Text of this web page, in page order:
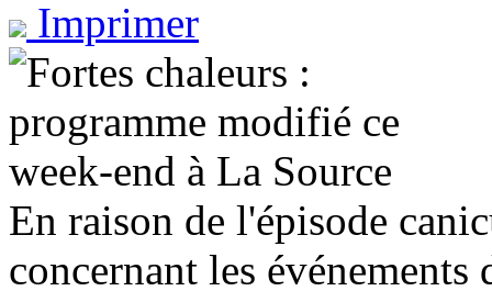
En raison de l'épisode
concernant les